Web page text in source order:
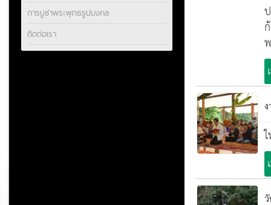
การบูชาพระพุทธรูปมงคล
ติดต่อเรา